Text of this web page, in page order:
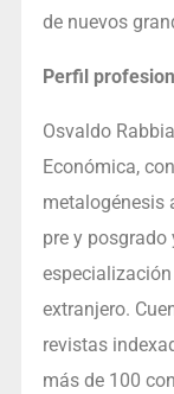
de nuevos
Perfil
Osvaldo
Económica,
metalogénesis
pre y
extranjero.
revistas
más de 100